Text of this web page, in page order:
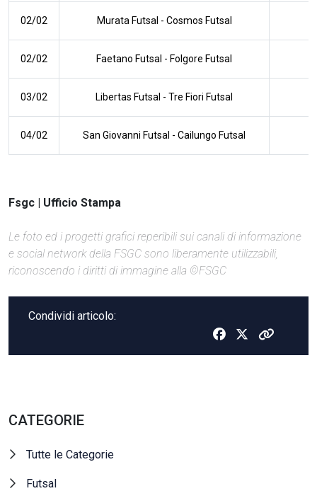
02/02 Murata Futsal - Cosmos Futsal
02/02 Faetano Futsal - Folgore Futsal
03/02 Libertas Futsal - Tre Fiori Futsal
04/02 San Giovanni Futsal - Cailungo Futsal
Fsgc | Ufficio Stampa
Le foto ed i progetti grafici reperibili sui canali di informazione
e social network della FSGC sono liberamente utilizzabili,
riconoscendo i diritti di immagine alla ©FSGC
Condividi articolo:
CATEGORIE
Tutte le Categorie
Futsal